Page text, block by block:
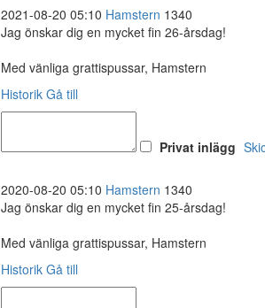
2021-08-20 05:10 Hamstern 1340
Jag önskar dig en mycket fin 26-årsdag!
Med vänliga grattispussar, Hamstern
Historik Gå till
Privat inlägg
2020-08-20 05:10 Hamstern 1340
Jag önskar dig en mycket fin 25-årsdag!
Med vänliga grattispussar, Hamstern
Historik Gå till